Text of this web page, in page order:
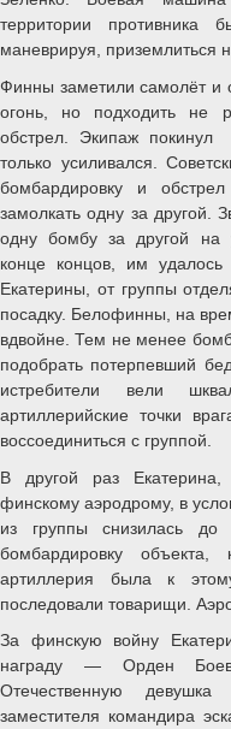
территории противника
маневрируя, приземлиться
Финны заметили самолёт и
огонь, но подходить не
обстрел. Экипаж
только усиливался.
бомбардировку и
замолкать одну за другой.
одну бомбу за другой на
конце концов, им
Екатерины, от группы
посадку. Белофинны, на
вдвойне. Тем не менее
подобрать потерпевший
истребители вели
артиллерийские точки
воссоединиться с группой.
В другой раз Екатерина,
финскому аэродрому, в
из группы снизилась
бомбардировку
артиллерия была к
последовали товарищи.
За финскую войну
награду — Орден
Отечественную
заместителя командира